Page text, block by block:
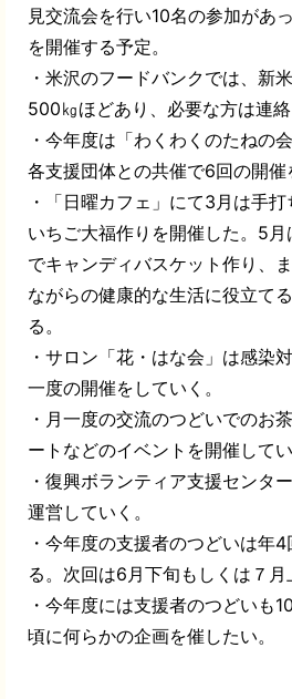
見交流会を行い10名の参加があっ
を開催する予定。
・米沢のフードバンクでは、新
500㎏ほどあり、必要な方は連絡
・今年度は「わくわくのたねの
各支援団体との共催で6回の開催
・「日曜カフェ」にて3月は手打
いちご大福作りを開催した。 5月
でキャンディバスケット作り、
ながらの健康的な生活に役立て
る。
・サロン「花・はな会」は感染
一度の開催をしていく。
・月一度の交流のつどいでのお
ートなどのイベントを開催してい
・復興ボランティア支援センタ
運営していく。
・今年度の支援者のつどいは年4
る。次回は6月下旬もしくは７月
・今年度には支援者のつどいも
頃に何らかの企画を催したい。